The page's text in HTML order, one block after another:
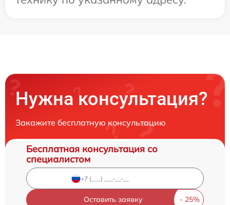
Нужна консультация?
Закажите бесплатную консультацию
Бесплатная консультация со
специалистом
Оставить заявку